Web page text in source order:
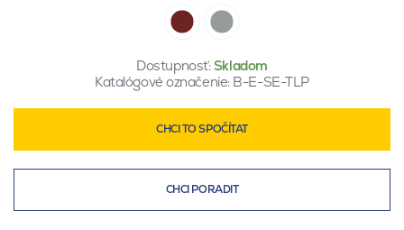
Dostupnosť:Skladom
Katalógové označenie: B-E-SE-TLP
CHCI TO SPOČÍTAT
CHCI PORADIT